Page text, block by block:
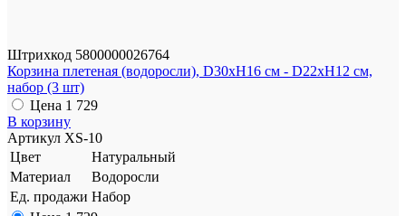
Штрихкод 5800000026764
Корзина плетеная (водоросли), D30xH16 см - D22xH12 см,
набор (3 шт)
Цена 1 729
В корзину
Артикул XS-10
Цвет
Натуральный
Материал
Водоросли
Ед. продажи Набор